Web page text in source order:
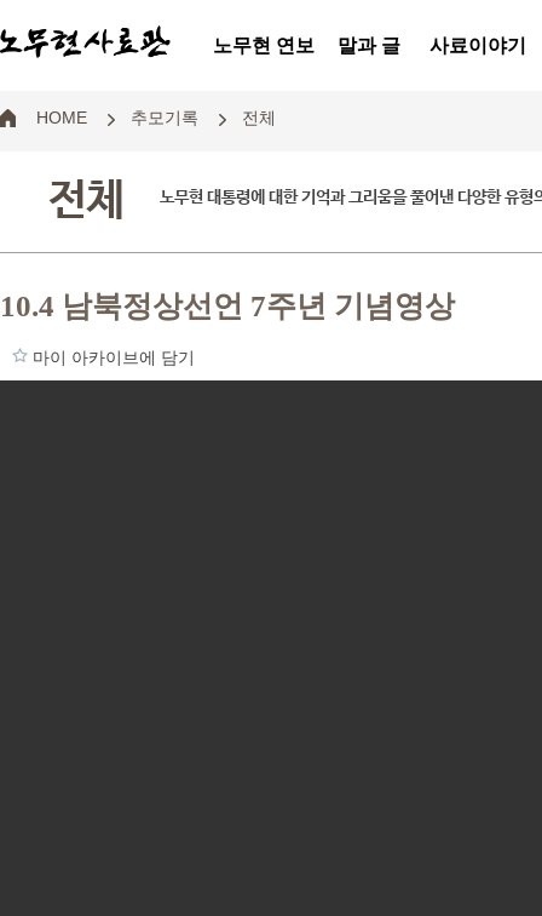
노무현 연보 말과 글 사료이야기
HOME 추모기록 전체
전체 노무현 대통령에 대한 기억과 그리움을 풀어낸 다양한 유형
10.4 남북정상선언 7주년 기념영상
마이 아카이브에 담기